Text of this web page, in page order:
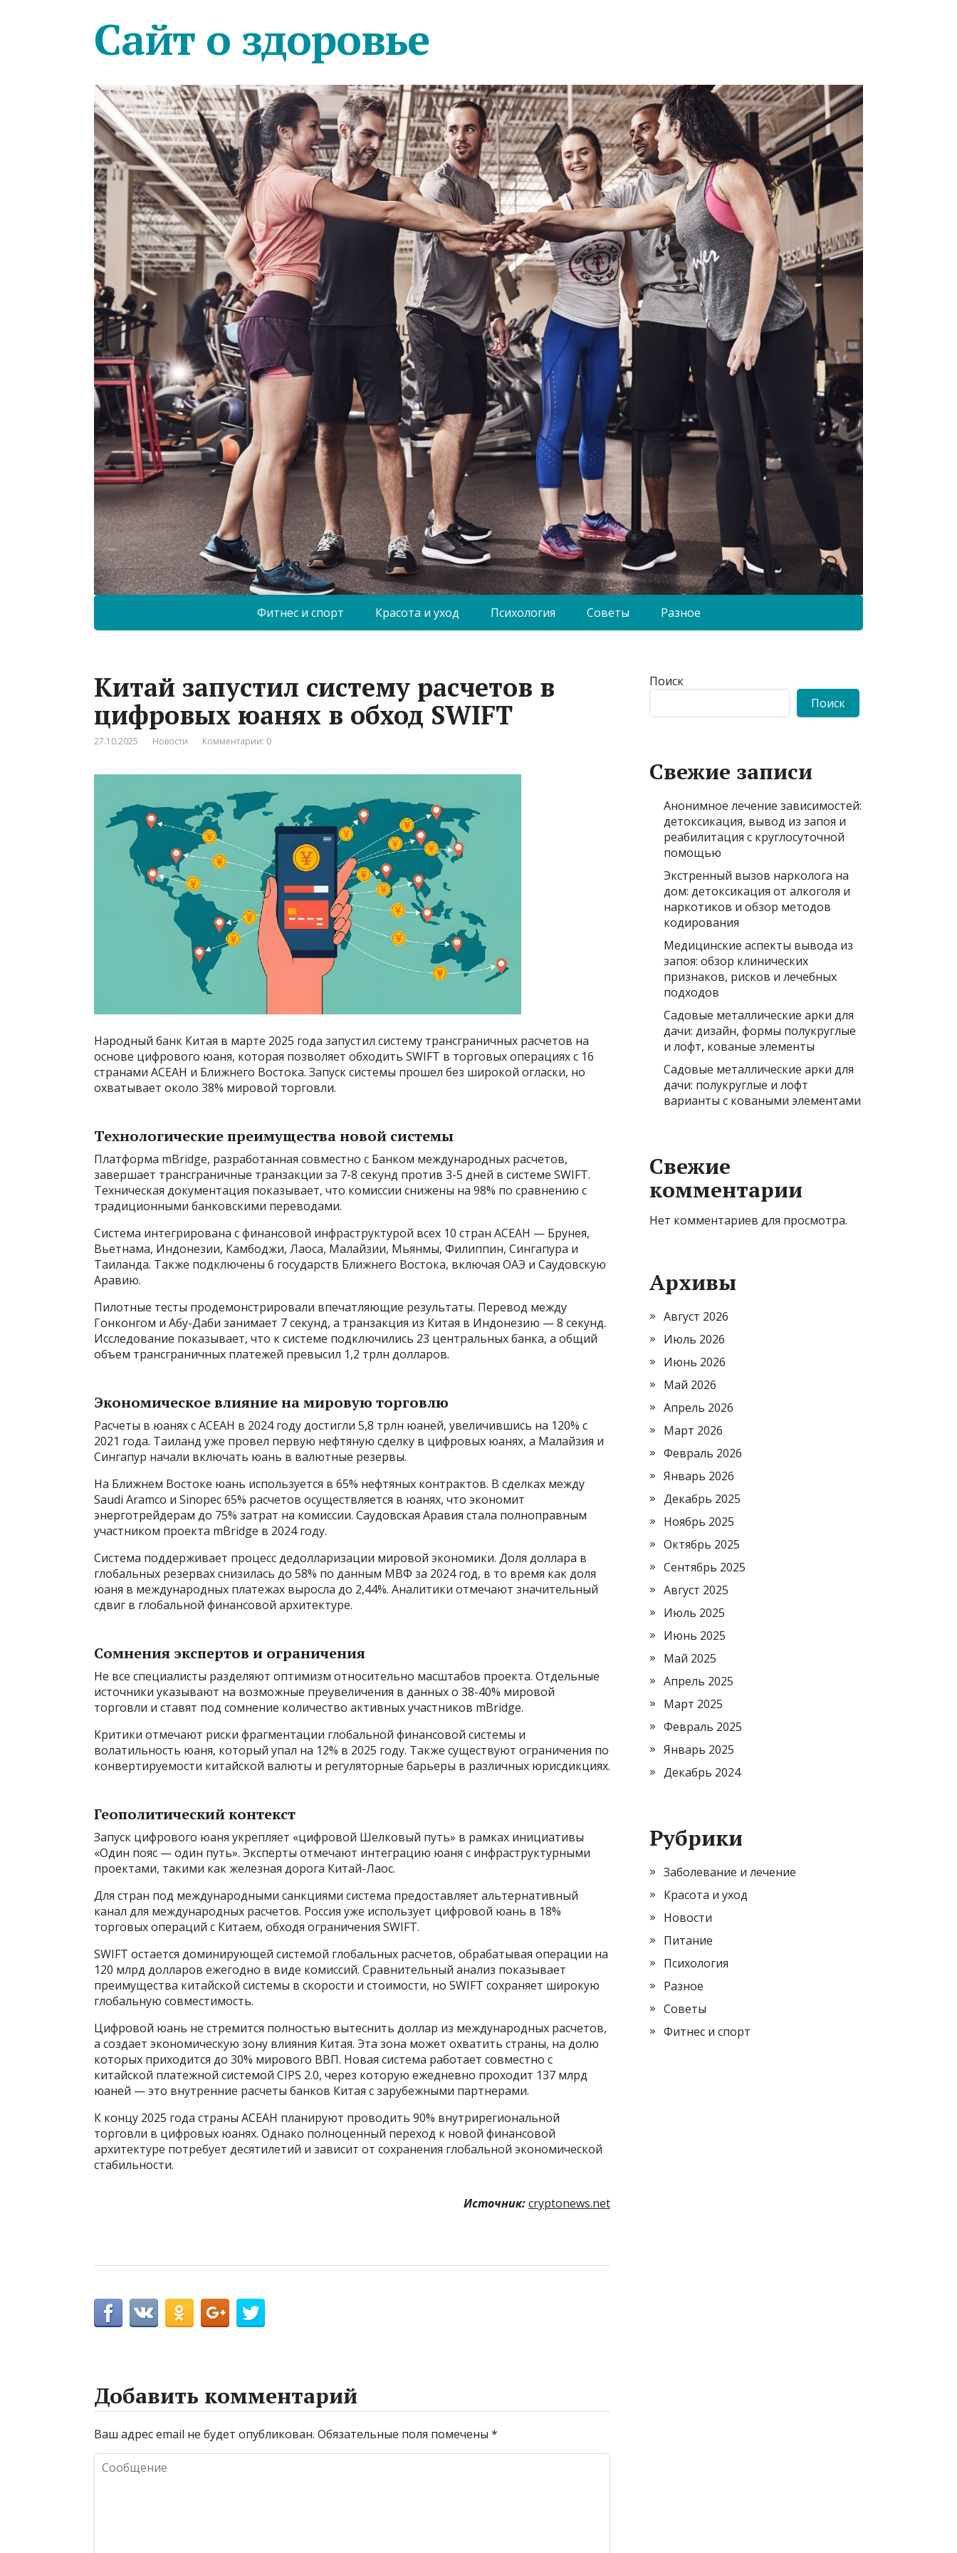
Сайт о здоровье
Фитнес и спорт Красота и уход Психология Советы Разное
Китай запустил систему расчетов в
цифровых юанях в обход SWIFT
27.10.2025 Новости Комментарии: 0
Народный банк Китая в марте 2025 года запустил систему трансграничных расчетов на
основе цифрового юаня, которая позволяет обходить SWIFT в торговых операциях с 16
странами АСЕАН и Ближнего Востока. Запуск системы прошел без широкой огласки, но
охватывает около 38% мировой торговли.
Технологические преимущества новой системы
Платформа mBridge, разработанная совместно с Банком международных расчетов,
завершает трансграничные транзакции за 7-8 секунд против 3-5 дней в системе SWIFT.
Техническая документация показывает, что комиссии снижены на 98% по сравнению с
традиционными банковскими переводами.
Система интегрирована с финансовой инфраструктурой всех 10 стран АСЕАН — Брунея,
Вьетнама, Индонезии, Камбоджи, Лаоса, Малайзии, Мьянмы, Филиппин, Сингапура и
Таиланда. Также подключены 6 государств Ближнего Востока, включая ОАЭ и Саудовскую
Аравию.
Пилотные тесты продемонстрировали впечатляющие результаты. Перевод между
Гонконгом и Абу-Даби занимает 7 секунд, а транзакция из Китая в Индонезию — 8 секунд.
Исследование показывает, что к системе подключились 23 центральных банка, а общий
объем трансграничных платежей превысил 1,2 трлн долларов.
Экономическое влияние на мировую торговлю
Расчеты в юанях с АСЕАН в 2024 году достигли 5,8 трлн юаней, увеличившись на 120% с
2021 года. Таиланд уже провел первую нефтяную сделку в цифровых юанях, а Малайзия и
Сингапур начали включать юань в валютные резервы.
На Ближнем Востоке юань используется в 65% нефтяных контрактов. В сделках между
Saudi Aramco и Sinopec 65% расчетов осуществляется в юанях, что экономит
энерготрейдерам до 75% затрат на комиссии. Саудовская Аравия стала полноправным
участником проекта mBridge в 2024 году.
Система поддерживает процесс дедолларизации мировой экономики. Доля доллара в
глобальных резервах снизилась до 58% по данным МВФ за 2024 год, в то время как доля
юаня в международных платежах выросла до 2,44%. Аналитики отмечают значительный
сдвиг в глобальной финансовой архитектуре.
Сомнения экспертов и ограничения
Не все специалисты разделяют оптимизм относительно масштабов проекта. Отдельные
источники указывают на возможные преувеличения в данных о 38-40% мировой
торговли и ставят под сомнение количество активных участников mBridge.
Критики отмечают риски фрагментации глобальной финансовой системы и
волатильность юаня, который упал на 12% в 2025 году. Также существуют ограничения по
конвертируемости китайской валюты и регуляторные барьеры в различных юрисдикциях.
Геополитический контекст
Запуск цифрового юаня укрепляет «цифровой Шелковый путь» в рамках инициативы
«Один пояс — один путь». Эксперты отмечают интеграцию юаня с инфраструктурными
проектами, такими как железная дорога Китай-Лаос.
Для стран под международными санкциями система предоставляет альтернативный
канал для международных расчетов. Россия уже использует цифровой юань в 18%
торговых операций с Китаем, обходя ограничения SWIFT.
SWIFT остается доминирующей системой глобальных расчетов, обрабатывая операции на
120 млрд долларов ежегодно в виде комиссий. Сравнительный анализ показывает
преимущества китайской системы в скорости и стоимости, но SWIFT сохраняет широкую
глобальную совместимость.
Цифровой юань не стремится полностью вытеснить доллар из международных расчетов,
а создает экономическую зону влияния Китая. Эта зона может охватить страны, на долю
которых приходится до 30% мирового ВВП. Новая система работает совместно с
китайской платежной системой CIPS 2.0, через которую ежедневно проходит 137 млрд
юаней — это внутренние расчеты банков Китая с зарубежными партнерами.
К концу 2025 года страны АСЕАН планируют проводить 90% внутрирегиональной
торговли в цифровых юанях. Однако полноценный переход к новой финансовой
архитектуре потребует десятилетий и зависит от сохранения глобальной экономической
стабильности.
Источник:cryptonews.net
Добавить комментарий
Ваш адрес email не будет опубликован. Обязательные поля помечены *
Поиск
Поиск
Свежие записи
Анонимное лечение зависимостей:
детоксикация, вывод из запоя и
реабилитация с круглосуточной
помощью
Экстренный вызов нарколога на
дом: детоксикация от алкоголя и
наркотиков и обзор методов
кодирования
Медицинские аспекты вывода из
запоя: обзор клинических
признаков, рисков и лечебных
подходов
Садовые металлические арки для
дачи: дизайн, формы полукруглые
и лофт, кованые элементы
Садовые металлические арки для
дачи: полукруглые и лофт
варианты с коваными элементами
Свежие
комментарии
Нет комментариев для просмотра.
Архивы
Август 2026
Июль 2026
Июнь 2026
Май 2026
Апрель 2026
Март 2026
Февраль 2026
Январь 2026
Декабрь 2025
Ноябрь 2025
Октябрь 2025
Сентябрь 2025
Август 2025
Июль 2025
Июнь 2025
Май 2025
Апрель 2025
Март 2025
Февраль 2025
Январь 2025
Декабрь 2024
Рубрики
Заболевание и лечение
Красота и уход
Новости
Питание
Психология
Разное
Советы
Фитнес и спорт